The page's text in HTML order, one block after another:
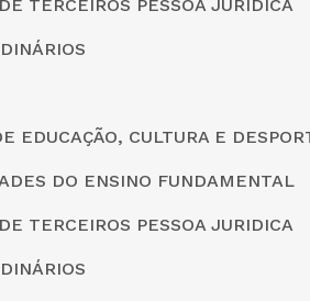
TERCEIROS PESSOA JURIDICA
EDUCAÇÃO, CULTURA E
DO ENSINO FUNDAMENTAL
TERCEIROS PESSOA JURIDICA